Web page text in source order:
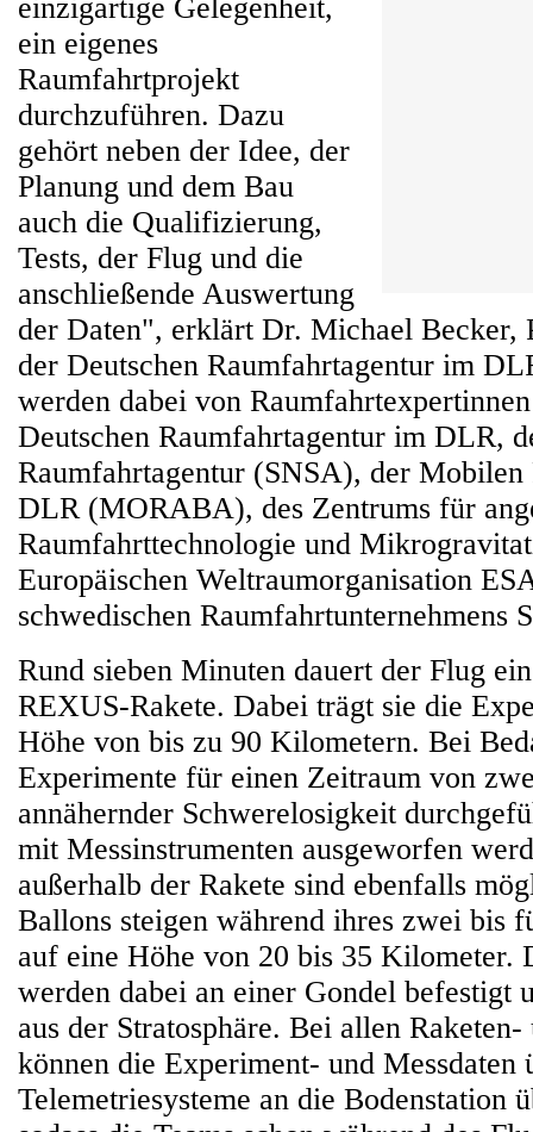
einzigartige Gelegenheit,
ein eigenes
Raumfahrtprojekt
durchzuführen. Dazu
gehört neben der Idee, der
Planung und dem Bau
auch die Qualifizierung,
Tests, der Flug und die
anschließende Auswertung
der Daten", erklärt Dr. Michael Becker,
der Deutschen Raumfahrtagentur im
werden dabei von
Deutschen Raumfahrtagentur im DLR,
Raumfahrtagentur (SNSA), der Mobilen
DLR (MORABA), des Zentrums für
Raumfahrttechnologie und
Europäischen Weltraumorganisation
schwedischen Raumfahrtunternehmens
Rund sieben Minuten dauert der Flug
REXUS-Rakete. Dabei trägt sie die
Höhe von bis zu 90 Kilometern. Bei
Experimente für einen Zeitraum von
annähernder Schwerelosigkeit
mit Messinstrumenten ausgeworfen
außerhalb der Rakete sind ebenfalls
Ballons steigen während ihres zwei bis
auf eine Höhe von 20 bis 35 Kilometer.
werden dabei an einer Gondel befestigt
aus der Stratosphäre. Bei allen
können die Experiment- und Messdaten
Telemetriesysteme an die Bodenstation